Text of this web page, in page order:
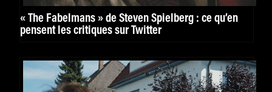
« The Fabelmans » de Steven Spielberg : ce qu’en
pensent les critiques sur Twitter